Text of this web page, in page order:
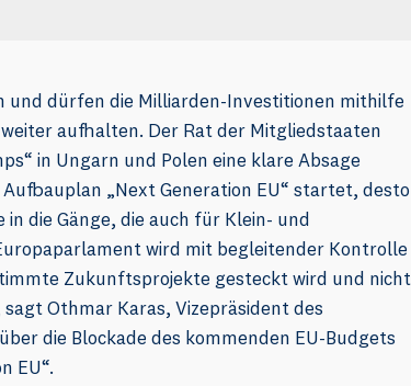
und dürfen die Milliarden-Investitionen mithilfe
aufhalten. Der Rat der Mitgliedstaaten
in Ungarn und Polen eine klare Absage
„Next Generation EU“ startet, desto
die Gänge, die auch für Klein- und
wird mit begleitender Kontrolle
Zukunftsprojekte gesteckt wird und nicht
Othmar Karas, Vizepräsident des
die Blockade des kommenden EU-Budgets
EU“.